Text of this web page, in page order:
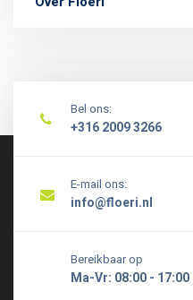
Bel ons:
+316 2009 3266
E-mail ons:
info@floeri.nl
Bereikbaar op
Ma-Vr: 08:00 - 17:00